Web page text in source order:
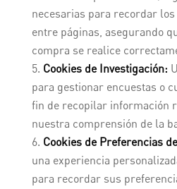
necesarias para recordar
entre páginas, asegurando
compra se realice
Cookies de Investigación:
para gestionar encuestas o
fin de recopilar información
nuestra comprensión de la
Cookies de Preferencias
una experiencia
para recordar sus